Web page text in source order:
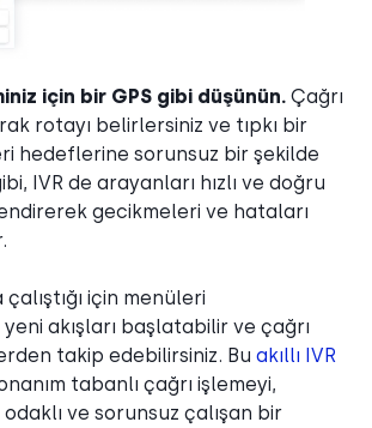
için bir GPS gibi düşünün. Çağrı
rotayı belirlersiniz ve tıpkı bir
hedeflerine sorunsuz bir şekilde
IVR de arayanları hızlı ve doğru
gecikmeleri ve hataları
için menüleri
akışları başlatabilir ve çağrı
takip edebilirsiniz. Bu akıllı IVR
tabanlı çağrı işlemeyi,
odaklı ve sorunsuz çalışan bir